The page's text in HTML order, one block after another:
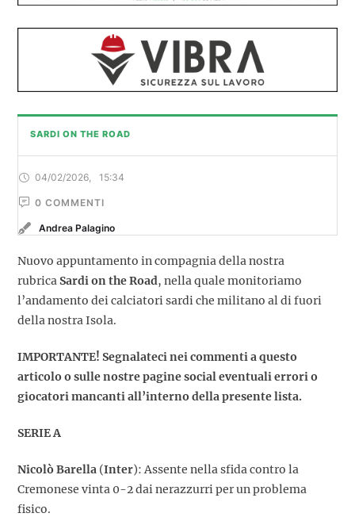
SARDI ON THE ROAD
04/02/2026 15:34
0 COMMENTI
Andrea Palagino
Nuovo appuntamento in compagnia della nostra
rubricaSardi on the Road, nella quale monitoriamo
l’andamento dei calciatori sardi che militano al di fuori
della nostra Isola.
IMPORTANTE! Segnalateci nei commenti a questo
articolo o sulle nostre pagine social eventuali errori o
giocatori mancanti all’interno della presente lista.
SERIE A
Nicolò Barella (Inter): Assente nella sfida contro la
Cremonese vinta 0-2 dai nerazzurri per un problema
fisico.